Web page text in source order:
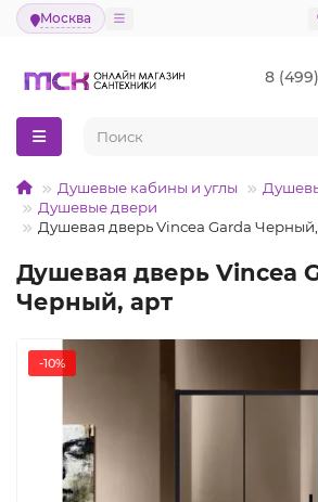
Москва
8
Душевые кабины и углы
Душевые двери
Душевая дверь Vincea Garda
Душевая дверь Vincea
Черный, арт
-10%